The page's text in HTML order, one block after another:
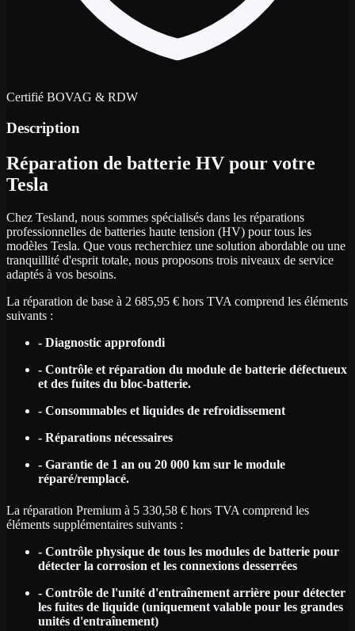
Certifié BOVAG & RDW
Description
Réparation de batterie HV pour votre
Tesla
Chez Tesland, nous sommes spécialisés dans les réparations
professionnelles de batteries haute tension (HV) pour tous les
modèles Tesla. Que vous recherchiez une solution abordable ou une
tranquillité d'esprit totale, nous proposons trois niveaux de service
adaptés à vos besoins.
La réparation de base à 2 685,95 € hors TVA comprend les éléments
suivants :
- Diagnostic approfondi
- Contrôle et réparation du module de batterie défectueux
et des fuites du bloc-batterie.
- Consommables et liquides de refroidissement
- Réparations nécessaires
- Garantie de 1 an ou 20 000 km sur le module
réparé/remplacé.
La réparation Premium à 5 330,58 € hors TVA comprend les
éléments supplémentaires suivants :
- Contrôle physique de tous les modules de batterie pour
détecter la corrosion et les connexions desserrées
- Contrôle de l'unité d'entraînement arrière pour détecter
les fuites de liquide (uniquement valable pour les grandes
unités d'entraînement)